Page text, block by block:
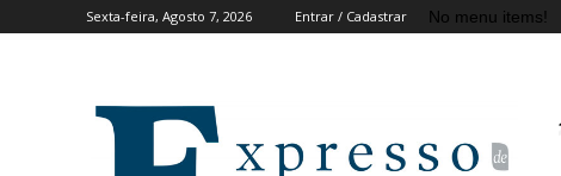
Sexta-feira, Agosto 7, 2026 Entrar / Cadastrar No menu items!